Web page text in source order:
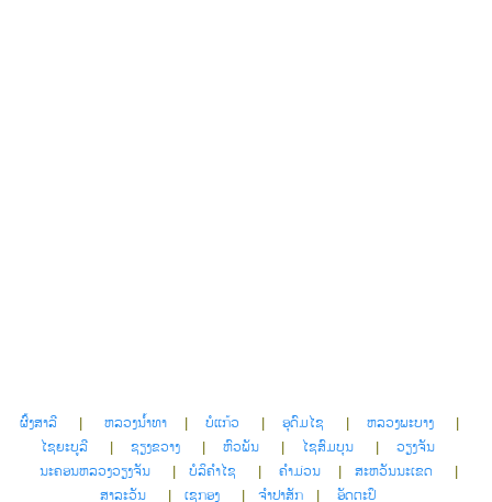
ຜົ້ງສາລີ | ຫລວງນໍ້າທາ | ບໍແກ້ວ | ອຸດົມໄຊ | ຫລວງພະບາງ |
ໄຊຍະບູລີ| ຊຽງຂວາງ| ຫົວພັນ| ໄຊສົມບຸນ| ວຽງຈັນ
ນະຄອນຫລວງວຽງຈັນ| ບໍລິຄໍາໄຊ | ຄໍາມ່ວນ| ສະຫວັນນະເຂດ |
ສາລະວັນ| ເຊກອງ| ຈໍາປາສັກ| ອັດຕະປຶ